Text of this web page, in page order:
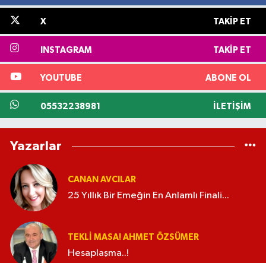
X TAKIP ET
INSTAGRAM TAKIP ET
YOUTUBE ABONE OL
05532238981 İLETIŞIM
Yazarlar
CANAN AVCILAR
25 Yıllık Bir Emeğin En Anlamlı Finali...
TEKLI MASA! AHMET ÖZSÜMER
Hesaplaşma..!